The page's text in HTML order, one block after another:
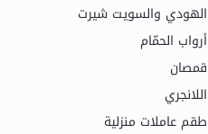
الهودي والسويت شيرت
أرواب الحمّام
قمصان
اللانجري
طقم عاملات منزلية